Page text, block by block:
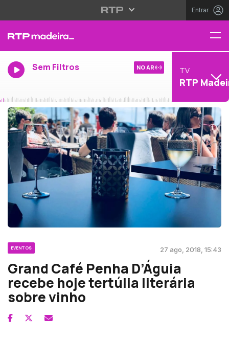
Entrar
Sem Filtros NO AR TV
RTP
EVENTOS 27 ago, 2018, 15:43
Grand Café Penha D’Águia
recebe hoje tertúlia literária
sobre vinho